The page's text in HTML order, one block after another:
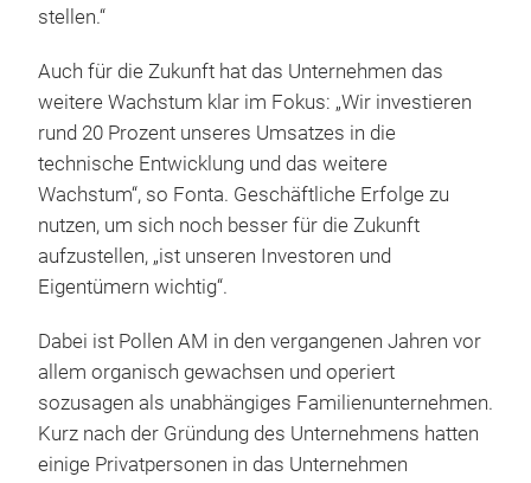
stellen.“
Auch für die Zukunft hat das Unternehmen das
weitere Wachstum klar im Fokus: „Wir investieren
rund 20 Prozent unseres Umsatzes in die
technische Entwicklung und das weitere
Wachstum“, so Fonta. Geschäftliche Erfolge zu
nutzen, um sich noch besser für die Zukunft
aufzustellen, „ist unseren Investoren und
Eigentümern wichtig“.
Dabei ist Pollen AM in den vergangenen Jahren vor
allem organisch gewachsen und operiert
sozusagen als unabhängiges Familienunternehmen.
Kurz nach der Gründung des Unternehmens hatten
einige Privatpersonen in das Unternehmen